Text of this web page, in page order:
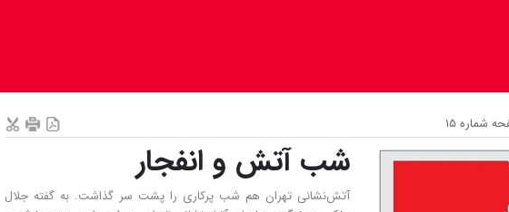
شماره ۱۵
شب آتش و انفجار
آتش‌نشانی تهران هم شب پرکاری را پشت سر گذاشت. به گفته جلال